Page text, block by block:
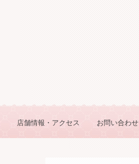
店舗情報・アクセス お問い合わせ